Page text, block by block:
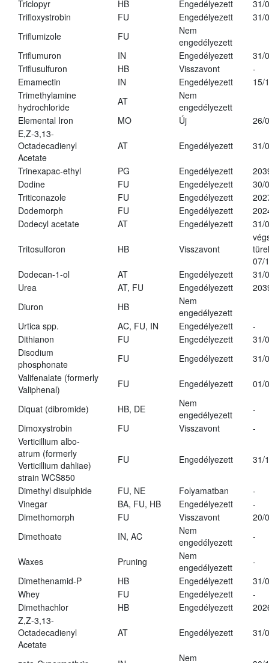
Triclopyr
HB Engedélyezett
31/
Trifloxystrobin
FU Engedélyezett
31/
Triflumizole
FU
Nem
engedélyezett
Triflumuron
IN Engedélyezett
31/
Triflusulfuron
HB Visszavont
-
Emamectin
IN Engedélyezett
15/
Trimethylamine
hydrochloride
AT
Nem
engedélyezett
Elemental Iron
MO Új
26/
E,Z-3,13-
Octadecadienyl
Acetate
AT Engedélyezett 31/
Trinexapac-ethyl PG Engedélyezett
Dodine
FU Engedélyezett
30/
Triticonazole
FU Engedélyezett
Dodemorph
FU Engedélyezett
Dodecyl acetate
AT Engedélyezett 31/
Tritosulforon HB Visszavont
07/
Dodecan-1-ol
AT Engedélyezett
31/
Urea
AT, FU Engedélyezett
Diuron
HB
Nem
engedélyezett
Urtica spp.
AC, FU, IN Engedélyezett
-
Dithianon
FU Engedélyezett
31/
Disodium
phosphonate
FU Engedélyezett
31/
Valifenalate (formerly
Valiphenal)
FU Engedélyezett 01/
Diquat (dibromide) HB, DE
Nem
engedélyezett
-
Dimoxystrobin
FU Visszavont
-
Verticillium albo-
atrum (formerly
Verticillium dahliae)
strain WCS850
FU Engedélyezett 31/
Dimethyl disulphide FU, NE Folyamatban
-
Vinegar
BA, FU, HB Engedélyezett
-
Dimethomorph
FU Visszavont
20/
Dimethoate
IN, AC
Nem
engedélyezett
-
Waxes Pruning
Nem
engedélyezett
-
Dimethenamid-P
HB Engedélyezett
31/
Whey
FU Engedélyezett
-
Dimethachlor
HB Engedélyezett
Z,Z-3,13-
Octadecadienyl
Acetate
AT Engedélyezett 31/
Nem